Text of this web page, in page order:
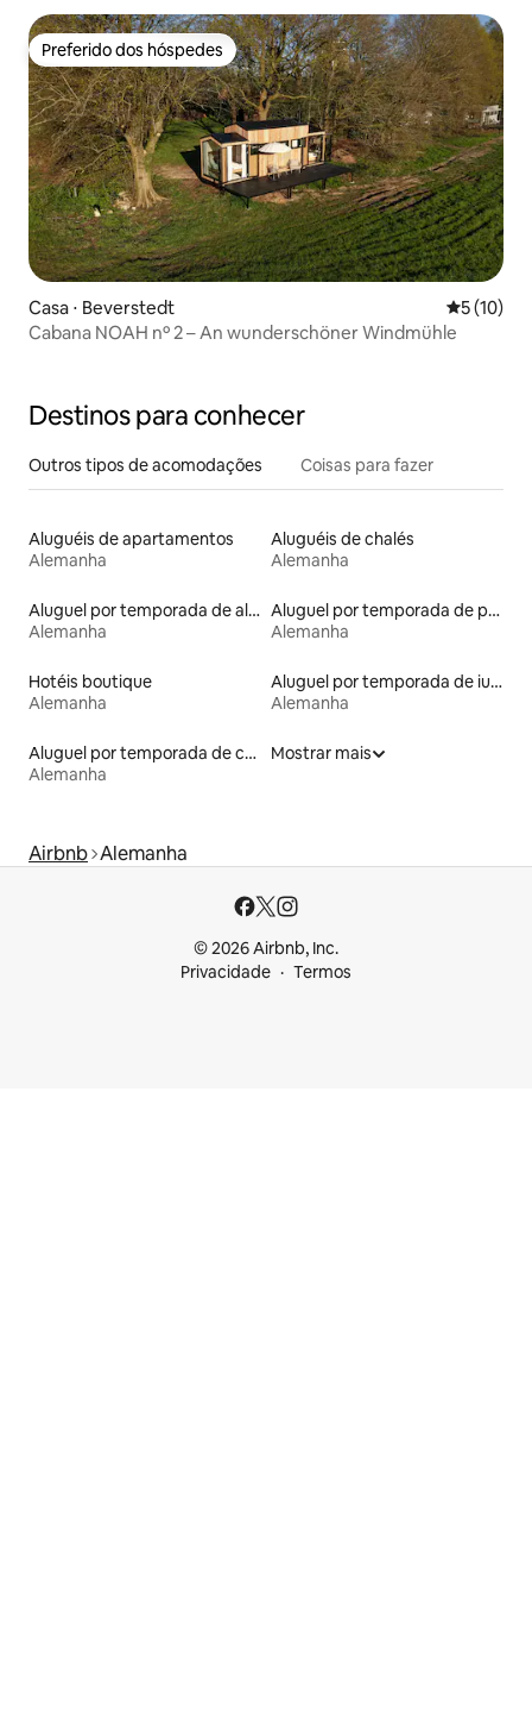
Preferido dos hóspedes
Preferido dos hóspedes
Casa ⋅ Beverstedt 5 de uma
5 (10)
Cabana NOAH nº 2 – An wunderschöner Windmühle
Destinos para conhecer
Outros tipos de acomodações Coisas para fazer
Aluguéis de apartamentos
Alemanha
Aluguéis de chalés
Alemanha
Aluguel por temporada de alojamentos ecológicos
Alemanha
Aluguel por temporada de pensões coreanas
Alemanha
Hotéis boutique
Alemanha
Aluguel por temporada de iurtas
Alemanha
Aluguel por temporada de cabanas de pastor
Alemanha
Mostrar mais
Airbnb Alemanha
© 2026 Airbnb, Inc.
Privacidade
Termos